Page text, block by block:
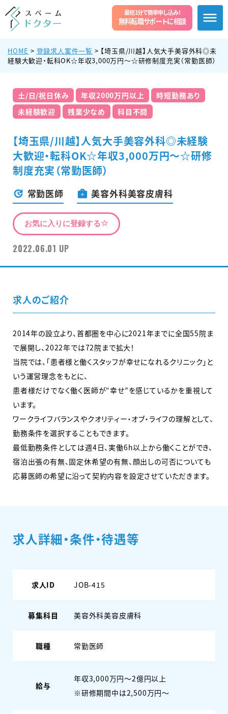
最短1分で簡単申し込み!
無料転職サポートに相談
HOME > 登録求人案件一覧 > 【埼玉県/川越】人気大手美容外科◎未
経験大歓迎・転科OK☆年収3,000万円〜☆研修制度充実（常勤医師）
土/日/祝日休み 年収2000万円以上
時短勤務あり
未経験歓迎
残業少なめ 科目不問
【埼玉県/川越】人気大手美容外科◎未経験
大歓迎・転科OK☆年収3,000万円〜☆研修
制度充実（常勤医師）
常勤医師 美容外科美容皮膚科
お気に入りに登録する
2022.06.01 UP
求人のご紹介
2014年の設立より、首都圏を中心に2021年までに全国55院ま
で展開し、2022年では72院まで拡大！
当院では、「患者様と働くスタッフが幸せになれるクリニック」と
いう運営理念をもとに、
患者様だけでなく働く医師が“幸せ”を感じているかを重視して
います。
ワークライフバランスやクオリティー・オブ・ライフの理解として、
勤務条件を選択することもできます。
最低勤務条件としては週4日、実働6h以上から働くことができ、
宿泊出張の有無、固定休希望の有無、顔出しの可否についても
応募医師の希望に沿って契約内容を設定させていただきます。
求人詳細・条件・待遇等
求人ID JOB-415
募集科目 美容外科美容皮膚科
職種 常勤医師
給与
年収3,000万円～2億円以上
※研修期間中は2,500万円～